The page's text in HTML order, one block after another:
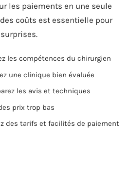
les paiements en une seule
coûts est essentielle pour
les compétences du chirurgien
une clinique bien évaluée
les avis et techniques
prix trop bas
des tarifs et facilités de paiement